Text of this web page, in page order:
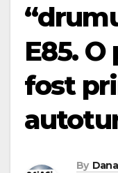
E85.
fost
By